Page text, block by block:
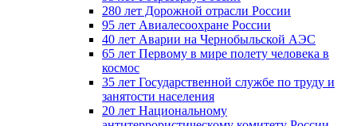
280 лет Дорожной отрасли России
95 лет Авиалесоохране России
40 лет Аварии на Чернобыльской АЭС
65 лет Первому в мире полету человека в
космос
35 лет Государственной службе по труду и
занятости населения
20 лет Национальному